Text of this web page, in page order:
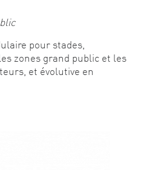
pour stades,
zones grand public et les
et évolutive en